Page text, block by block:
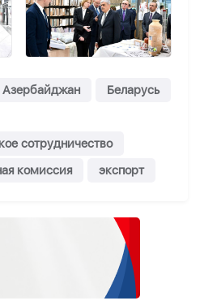
Азербайджан
Беларусь
сотрудничество
комиссия
экспорт